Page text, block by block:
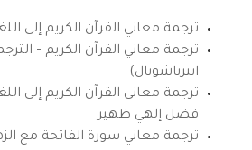
ترجمة معاني القرآن الكريم إلى
ترجمة معاني القرآن الكريم –
انترناشونال)
ترجمة معاني القرآن الكريم إلى
فضل إلهي ظهير
ترجمة معاني سورة الفاتحة مع